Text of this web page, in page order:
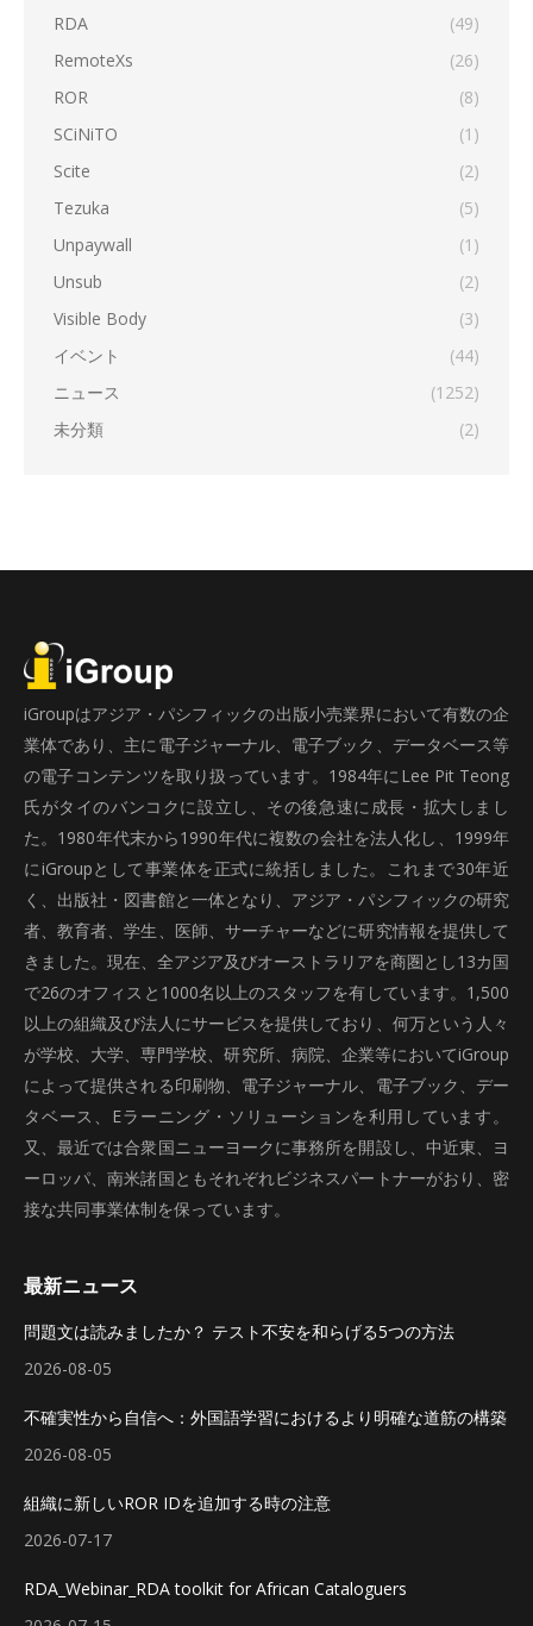
RDA
(49)
RemoteXs
(26)
ROR
(8)
SCiNiTO
(1)
Scite
(2)
Tezuka
(5)
Unpaywall
(1)
Unsub
(2)
Visible Body
(3)
イベント
(44)
ニュース
(1252)
未分類
(2)
iGroupはアジア・パシフィックの出版小売業界において有数の企
業体であり、主に電子ジャーナル、電子ブック、データベース等
の電子コンテンツを取り扱っています。1984年にLee Pit Teong
氏がタイのバンコクに設立し、その後急速に成長・拡大しまし
た。1980年代末から1990年代に複数の会社を法人化し、1999年
にiGroupとして事業体を正式に統括しました。これまで30年近
く、出版社・図書館と一体となり、アジア・パシフィックの研究
者、教育者、学生、医師、サーチャーなどに研究情報を提供して
きました。現在、全アジア及びオーストラリアを商圏とし13カ国
で26のオフィスと1000名以上のスタッフを有しています。1,500
以上の組織及び法人にサービスを提供しており、何万という人々
が学校、大学、専門学校、研究所、病院、企業等においてiGroup
によって提供される印刷物、電子ジャーナル、電子ブック、デー
タベース、Eラーニング・ソリューションを利用しています。
又、最近では合衆国ニューヨークに事務所を開設し、中近東、ヨ
ーロッパ、南米諸国ともそれぞれビジネスパートナーがおり、密
接な共同事業体制を保っています。
最新ニュース
問題文は読みましたか？ テスト不安を和らげる5つの方法
2026-08-05
不確実性から自信へ：外国語学習におけるより明確な道筋の構築
2026-08-05
組織に新しいROR IDを追加する時の注意
2026-07-17
RDA_Webinar_RDA toolkit for African Cataloguers